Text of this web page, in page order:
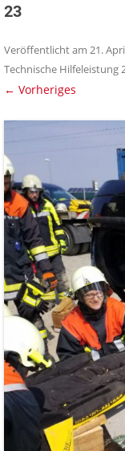
23
Veröffentlicht am 21.
Technische Hilfeleistung
← Vorheriges